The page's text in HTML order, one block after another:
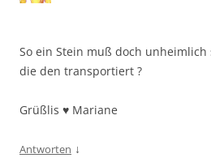
So ein Stein muß doch
die den transportiert ?
Grüßlis ♥ Mariane
Antworten ↓